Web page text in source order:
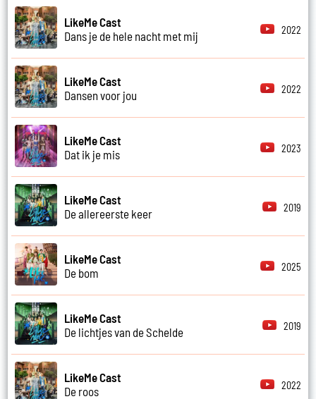
LikeMe Cast
Dans je de hele nacht met mij
2022
LikeMe Cast
Dansen voor jou
2022
LikeMe Cast
Dat ik je mis
2023
LikeMe Cast
De allereerste keer
2019
LikeMe Cast
De bom
2025
LikeMe Cast
De lichtjes van de Schelde
2019
LikeMe Cast
De roos
2022